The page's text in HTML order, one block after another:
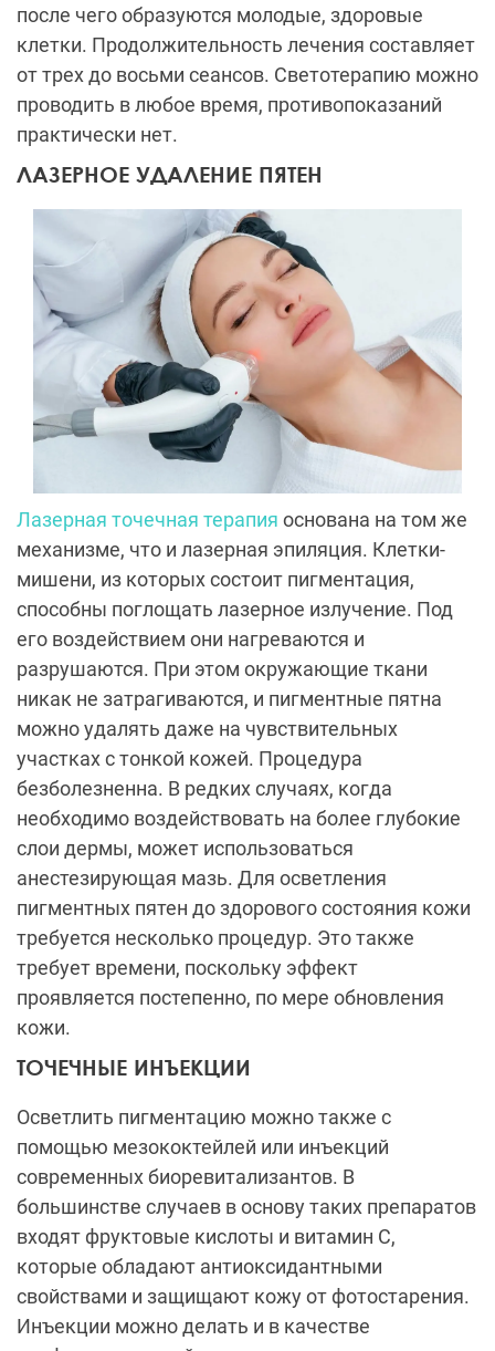
после чего образуются молодые, здоровые
клетки. Продолжительность лечения составляет
от трех до восьми сеансов. Светотерапию можно
проводить в любое время, противопоказаний
практически нет.
ЛАЗЕРНОЕ УДАЛЕНИЕ ПЯТЕН
Лазерная точечная терапия основана на том же
механизме, что и лазерная эпиляция. Клетки-
мишени, из которых состоит пигментация,
способны поглощать лазерное излучение. Под
его воздействием они нагреваются и
разрушаются. При этом окружающие ткани
никак не затрагиваются, и пигментные пятна
можно удалять даже на чувствительных
участках с тонкой кожей. Процедура
безболезненна. В редких случаях, когда
необходимо воздействовать на более глубокие
слои дермы, может использоваться
анестезирующая мазь. Для осветления
пигментных пятен до здорового состояния кожи
требуется несколько процедур. Это также
требует времени, поскольку эффект
проявляется постепенно, по мере обновления
кожи.
ТОЧЕЧНЫЕ ИНЪЕКЦИИ
Осветлить пигментацию можно также с
помощью мезококтейлей или инъекций
современных биоревитализантов. В
большинстве случаев в основу таких препаратов
входят фруктовые кислоты и витамин С,
которые обладают антиоксидантными
свойствами и защищают кожу от фотостарения.
Инъекции можно делать и в качестве